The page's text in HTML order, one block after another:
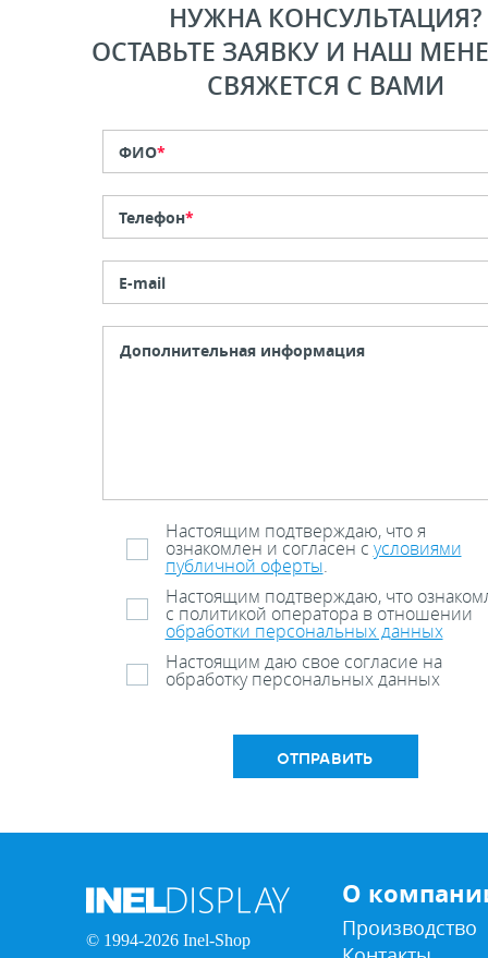
НУЖНА КОНСУЛЬТАЦИЯ?
ОСТАВЬТЕ ЗАЯВКУ И НАШ
СВЯЖЕТСЯ С ВАМИ
ФИО*
Телефон*
E-mail
Настоящим подтверждаю, что я
ознакомлен и согласен с условиями
публичной оферты.
Настоящим подтверждаю, что
с политикой оператора в отношении
обработки персональных данных
Настоящим даю свое согласие на
обработку персональных данных
ОТПРАВИТЬ
© 1994-2026 Inel-Shop
О
Производство